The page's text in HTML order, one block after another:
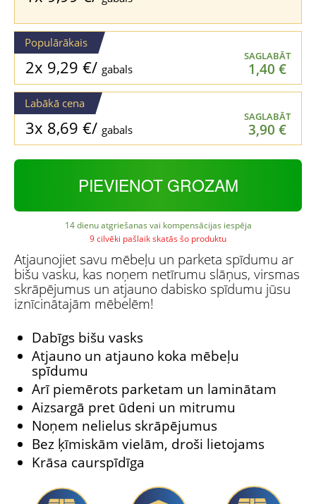
Populārākais
2x 9,29 €/ gabals
SAGLABĀT
1,40 €
Labākā cena
3x 8,69 €/ gabals
SAGLABĀT
3,90 €
PIEVIENOT GROZAM
14 dienu atgriešanas vai kompensācijas iespēja
9 cilvēki pašlaik skatās šo produktu
Atjaunojiet savu mēbeļu un parketa spīdumu ar
bišu vasku, kas noņem netīrumu slāņus, virsmas
skrāpējumus un atjauno dabisko spīdumu jūsu
iznīcinātajām mēbelēm!
Dabīgs bišu vasks
Atjauno un atjauno koka mēbeļu
spīdumu
Arī piemērots parketam un laminātam
Aizsargā pret ūdeni un mitrumu
Noņem nelielus skrāpējumus
Bez ķīmiskām vielām, droši lietojams
Krāsa caurspīdīga